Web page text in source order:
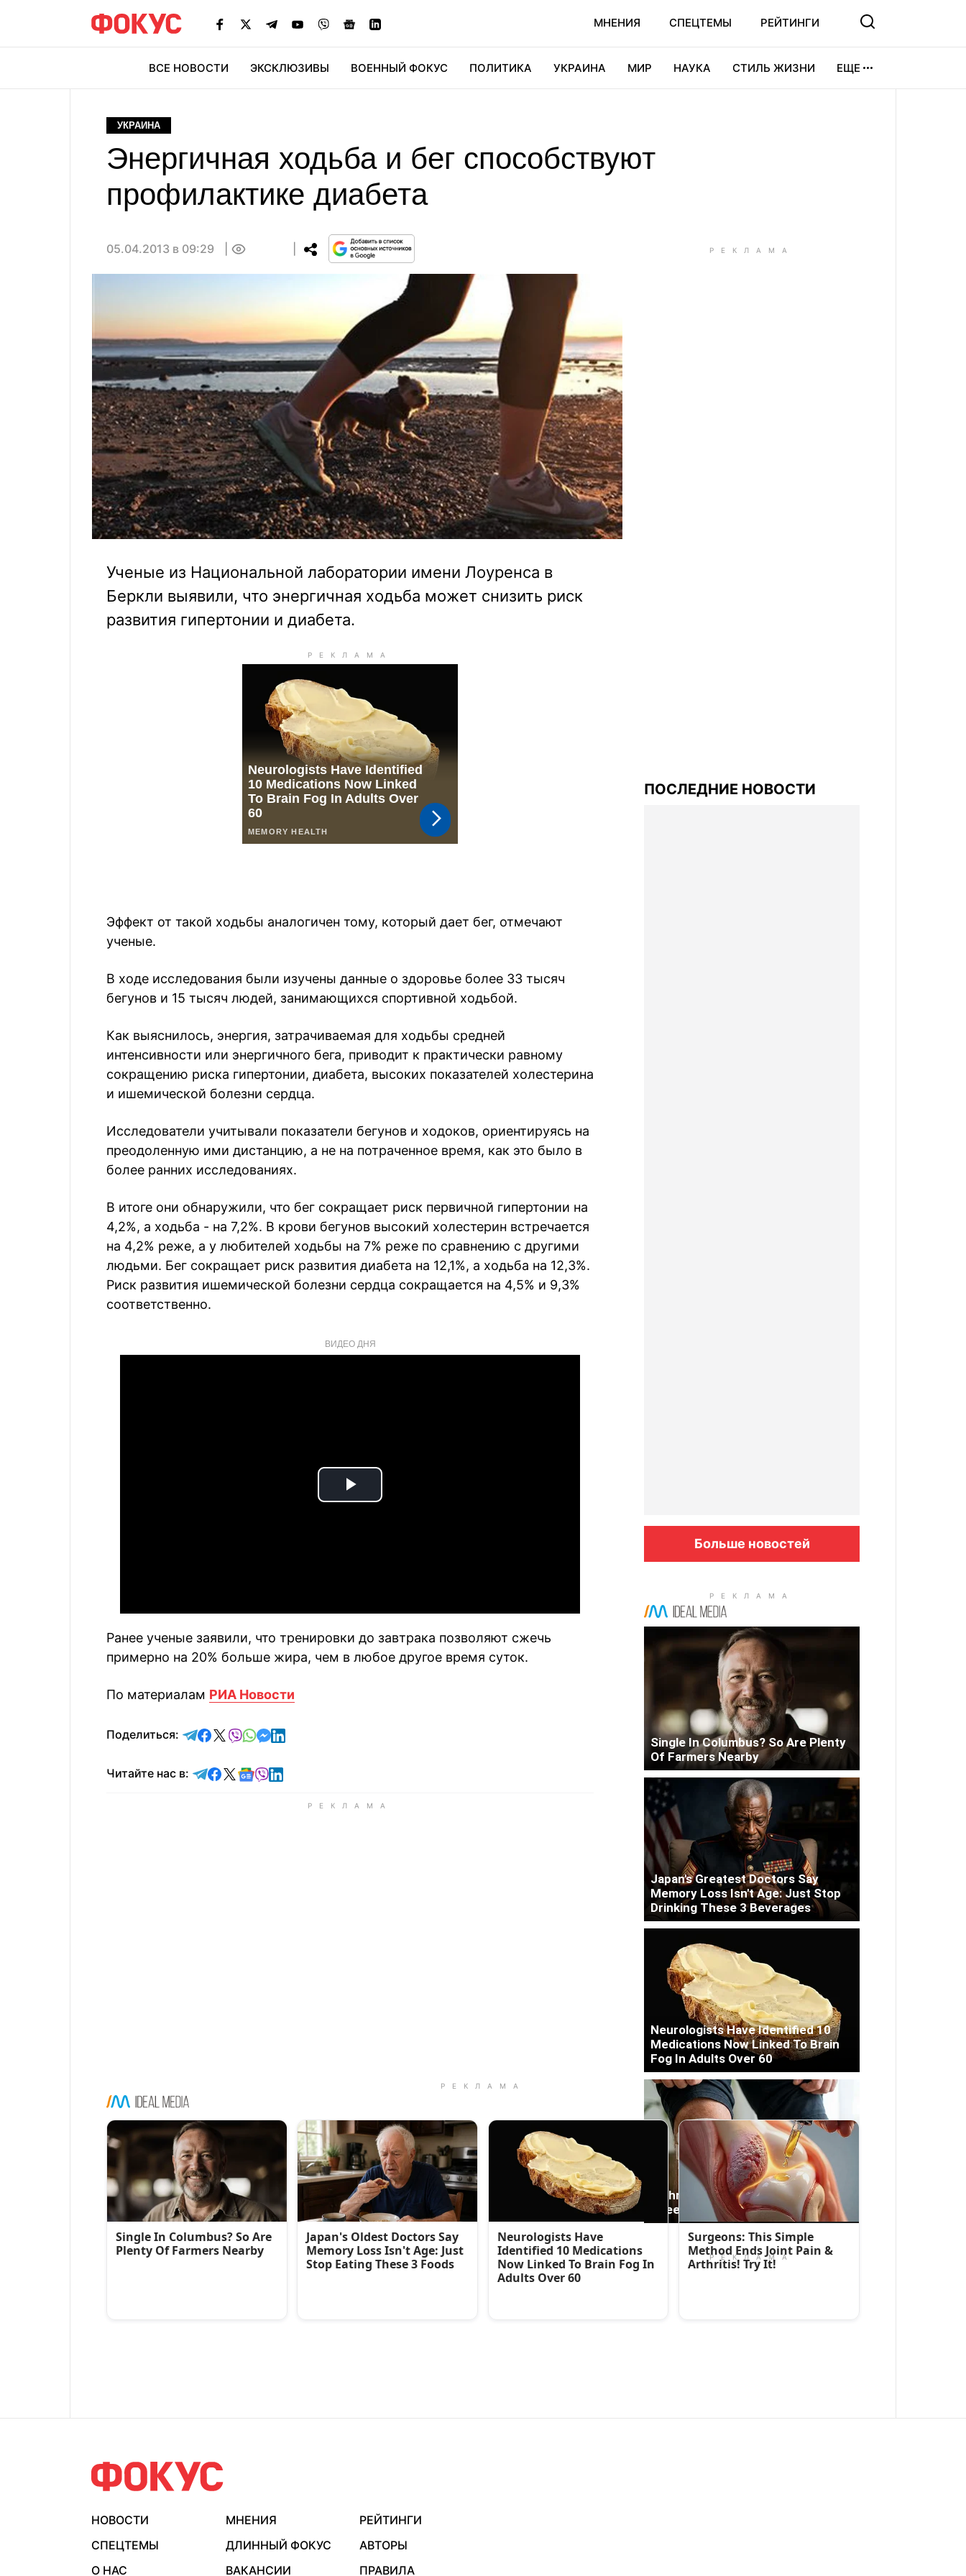
МНЕНИЯ СПЕЦТЕМЫ РЕЙТИНГИ
ВСЕ НОВОСТИ ЭКСКЛЮЗИВЫ ВОЕННЫЙ ФОКУС ПОЛИТИКА УКРАИНА МИР НАУКА СТИЛЬ ЖИЗНИ ЕЩЕ
УКРАИНА
Энергичная ходьба и бег способствуют
профилактике диабета
05.04.2013 в 09:29
Ученые из Национальной лаборатории имени Лоуренса в
Беркли выявили, что энергичная ходьба может снизить риск
развития гипертонии и диабета.
Эффект от такой ходьбы аналогичен тому, который дает бег, отмечают
ученые.
В ходе исследования были изучены данные о здоровье более 33 тысяч
бегунов и 15 тысяч людей, занимающихся спортивной ходьбой.
Как выяснилось, энергия, затрачиваемая для ходьбы средней
интенсивности или энергичного бега, приводит к практически равному
сокращению риска гипертонии, диабета, высоких показателей холестерина
и ишемической болезни сердца.
Исследователи учитывали показатели бегунов и ходоков, ориентируясь на
преодоленную ими дистанцию, а не на потраченное время, как это было в
более ранних исследованиях.
В итоге они обнаружили, что бег сокращает риск первичной гипертонии на
4,2%, а ходьба - на 7,2%. В крови бегунов высокий холестерин встречается
на 4,2% реже, а у любителей ходьбы на 7% реже по сравнению с другими
людьми. Бег сокращает риск развития диабета на 12,1%, а ходьба на 12,3%.
Риск развития ишемической болезни сердца сокращается на 4,5% и 9,3%
соответственно.
ВИДЕО ДНЯ
Play
Ранее ученые заявили, что тренировки до завтрака позволяют сжечь
примерно на 20% больше жира, чем в любое другое время суток.
По материалам РИА Новости
Поделиться: отправить в Telegram
поделиться в Facebook
поделиться в X
отправить в Viber
отправить в Whatsapp
отправить в Messenger
отправить в LinkedIn
Читайте нас в: Читайте в Telegram
Читайте в Facebook
Читайте в X
Читайте в Google news
Читайте в Viber
Читайте в LinkedIn
ПОСЛЕДНИЕ НОВОСТИ
Больше новостей
НОВОСТИ МНЕНИЯ
РЕЙТИНГИ
СПЕЦТЕМЫ
ДЛИННЫЙ ФОКУС
АВТОРЫ
О НАС
ВАКАНСИИ ПРАВИЛА